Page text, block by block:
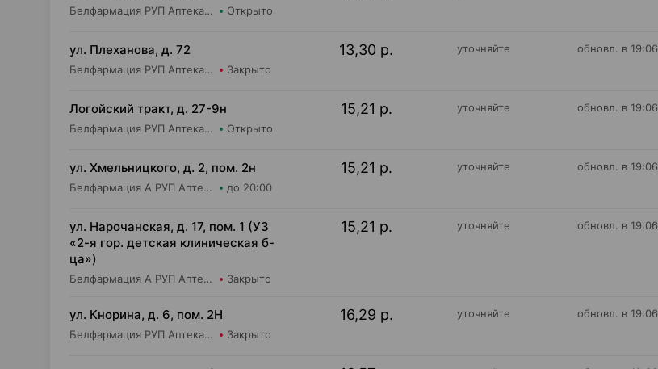
Белфармация РУП Аптека №36 (дежурная) Открыто
ул. Плеханова, д. 72
Белфармация РУП Аптека №80 Закрыто
13,30 р. уточняйте обновл. в 19:06
Логойский тракт, д. 27-9н
Белфармация РУП Аптека №42 (дежурная) Открыто
15,21 р. уточняйте обновл. в 19:06
ул. Хмельницкого, д. 2, пом. 2н
Белфармация А РУП Аптека №32 до 20:00
15,21 р. уточняйте обновл. в 19:06
ул. Нарочанская, д. 17, пом. 1 (УЗ
«2-я гор. детская клиническая б-
ца»)
Белфармация А РУП Аптека №104 Закрыто
15,21 р. уточняйте обновл. в 19:06
ул. Кнорина, д. 6, пом. 2Н
Белфармация РУП Аптека №37 Закрыто
16,29 р. уточняйте обновл. в 19:06